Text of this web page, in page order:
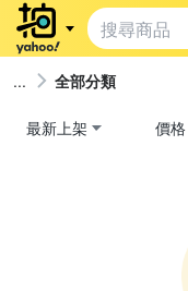
全部分類
最新上架 價格